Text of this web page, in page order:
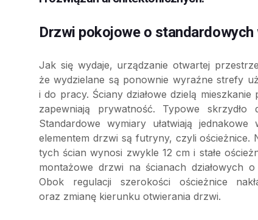
Drzwi pokojowe o standardowych
Jak się wydaje, urządzanie otwartej
że wydzielane są ponownie wyraźne strefy
i do pracy. Ściany działowe dzielą
zapewniają prywatność. Typowe
Standardowe wymiary ułatwiają
elementem drzwi są futryny, czyli ościeżnice.
tych ścian wynosi zwykle 12 cm i stałe
montażowe drzwi na ścianach działowych
Obok regulacji szerokości ościeżnice
oraz zmianę kierunku otwierania drzwi.